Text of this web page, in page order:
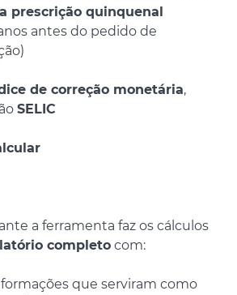
prescrição quinquenal
antes do pedido de
de correção monetária,
SELIC
a ferramenta faz os cálculos
completo com:
que serviram como